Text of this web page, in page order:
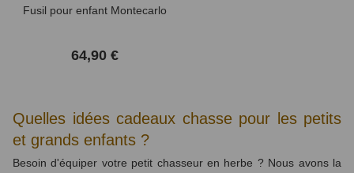
Fusil pour enfant Montecarlo
64,90 €
Quelles idées cadeaux chasse pour les petits
et grands enfants ?
Besoin d'équiper votre petit chasseur en herbe ? Nous avons la